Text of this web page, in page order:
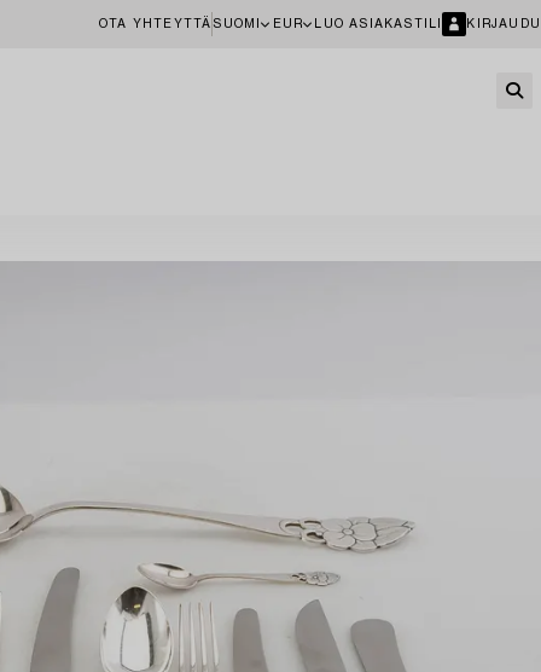
OTA YHTEYTTÄ SUOMI EUR LUO ASIAKASTILI KIRJAUDU